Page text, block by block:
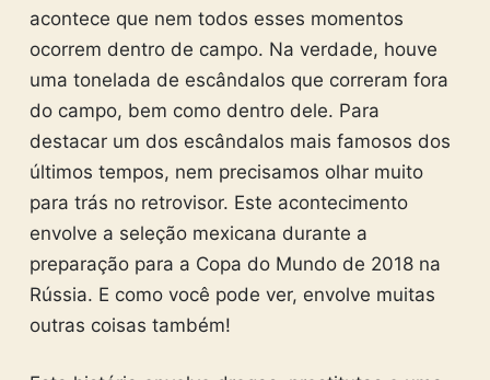
acontece que nem todos esses momentos
ocorrem dentro de campo. Na verdade, houve
uma tonelada de escândalos que correram fora
do campo, bem como dentro dele. Para
destacar um dos escândalos mais famosos dos
últimos tempos, nem precisamos olhar muito
para trás no retrovisor. Este acontecimento
envolve a seleção mexicana durante a
preparação para a Copa do Mundo de 2018 na
Rússia. E como você pode ver, envolve muitas
outras coisas também!